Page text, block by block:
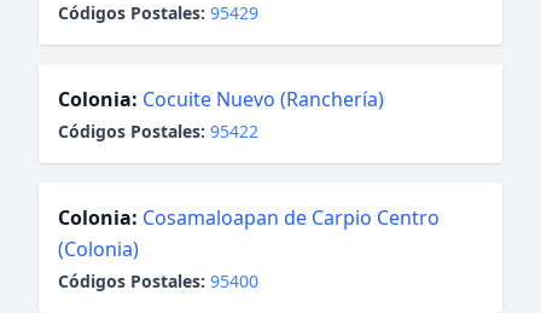
Códigos Postales: 95429
Colonia: Cocuite Nuevo (Ranchería)
Códigos Postales: 95422
Colonia: Cosamaloapan de Carpio Centro
(Colonia)
Códigos Postales: 95400